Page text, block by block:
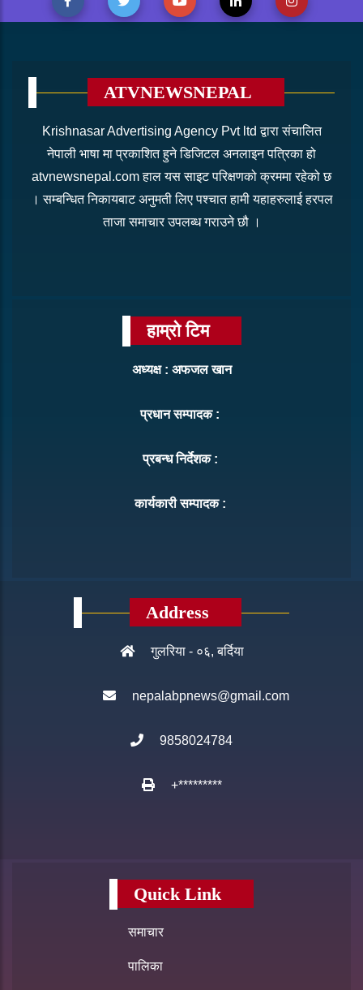
साउन २२, २०८३ शुक्रबार 638 Views
ATVNEWSNEPAL
Krishnasar Advertising Agency Pvt ltd द्वारा संचालित
नेपाली भाषा मा प्रकाशित हुने डिजिटल अनलाइन पत्रिका हो
atvnewsnepal.com हाल यस साइट परिक्षणको क्रममा रहेको छ
। सम्बन्धित निकायबाट अनुमती लिए पश्चात हामी यहाहरुलाई हरपल
ताजा समाचार उपलब्ध गराउने छौ ।
हाम्रो टिम
अध्यक्ष : अफजल खान
प्रधान सम्पादक :
प्रबन्ध निर्देशक :
कार्यकारी सम्पादक :
Address
गुलरिया - ०६, बर्दिया
nepalabpnews@gmail.com
9858024784
+*********
Quick Link
समाचार
पालिका